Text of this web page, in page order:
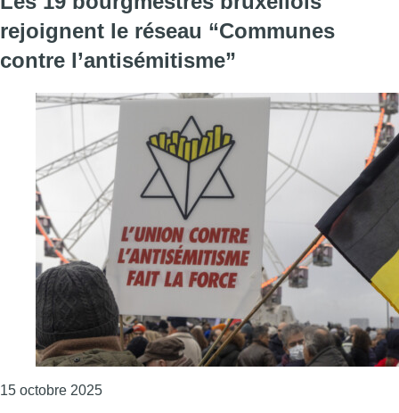
rejoignent le réseau “Communes
contre l’antisémitisme”
15 octobre 2025Consulter l'article "Les 19 bourgmestres